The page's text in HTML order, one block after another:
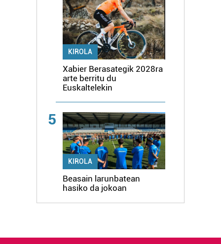
KIROLA
Xabier Berasategik 2028ra
arte berritu du
Euskaltelekin
5
KIROLA
Beasain larunbatean
hasiko da jokoan